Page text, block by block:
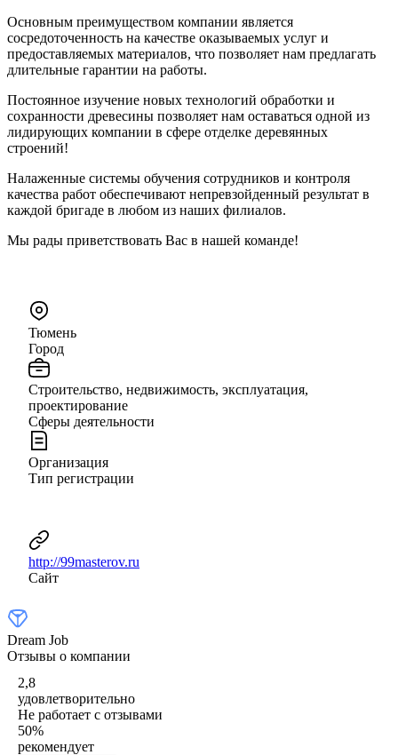
Основным преимуществом компании является
сосредоточенность на качестве оказываемых услуг и
предоставляемых материалов, что позволяет нам предлагать
длительные гарантии на работы.
Постоянное изучение новых технологий обработки и
сохранности древесины позволяет нам оставаться одной из
лидирующих компании в сфере отделке деревянных
строений!
Налаженные системы обучения сотрудников и контроля
качества работ обеспечивают непревзойденный результат в
каждой бригаде в любом из наших филиалов.
Мы рады приветствовать Вас в нашей команде!
Тюмень
Город
Строительство, недвижимость, эксплуатация,
проектирование
Сферы деятельности
Организация
Тип регистрации
http://99masterov.ru
Сайт
Dream Job
Отзывы о компании
2,8
удовлетворительно
Не работает с отзывами
50%
рекомендует